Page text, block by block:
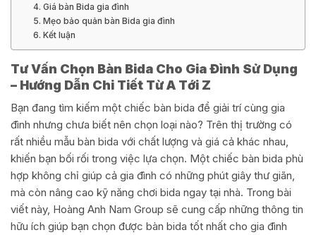
4. Giá bàn Bida gia đình
5. Mẹo bảo quản bàn Bida gia đình
6. Kết luận
Tư Vấn Chọn Bàn Bida Cho Gia Đình Sử Dụng
– Hướng Dẫn Chi Tiết Từ A Tới Z
Bạn đang tìm kiếm một chiếc bàn bida để giải trí cùng gia
đình nhưng chưa biết nên chọn loại nào? Trên thị trường có
rất nhiều mẫu bàn bida với chất lượng và giá cả khác nhau,
khiến bạn bối rối trong việc lựa chọn. Một chiếc bàn bida phù
hợp không chỉ giúp cả gia đình có những phút giây thư giãn,
mà còn nâng cao kỹ năng chơi bida ngay tại nhà. Trong bài
viết này, Hoàng Anh Nam Group sẽ cung cấp những thông tin
hữu ích giúp bạn chọn được bàn bida tốt nhất cho gia đình